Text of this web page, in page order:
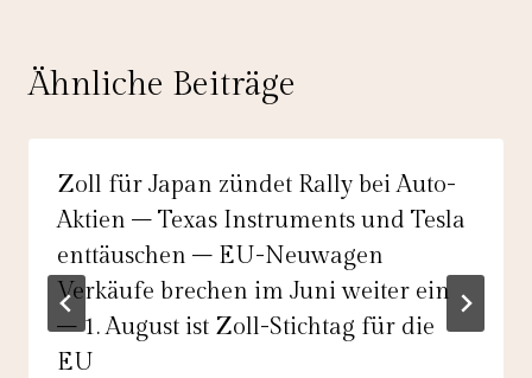
Ähnliche Beiträge
Zoll für Japan zündet Rally bei Auto-
Aktien – Texas Instruments und Tesla
enttäuschen – EU-Neuwagen
Verkäufe brechen im Juni weiter ein
– 1. August ist Zoll-Stichtag für die
EU